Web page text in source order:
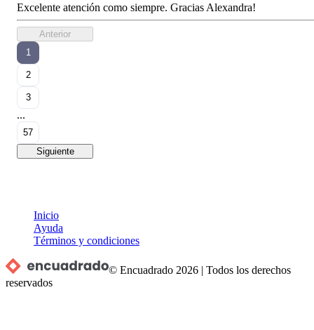
Excelente atención como siempre. Gracias Alexandra!
Anterior
1
2
3
...
57
Siguiente
Inicio
Ayuda
Términos y condiciones
© Encuadrado 2026 |Todos los derechos
reservados